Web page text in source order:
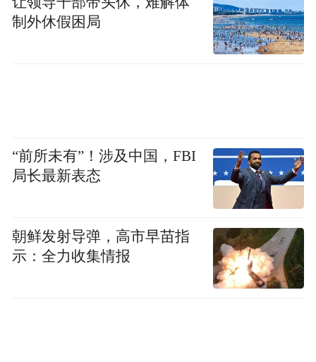
制外休假困局
“前所未有”！涉及中国，FBI
局长最新表态
朝鲜发射导弹，高市早苗指
示：全力收集情报